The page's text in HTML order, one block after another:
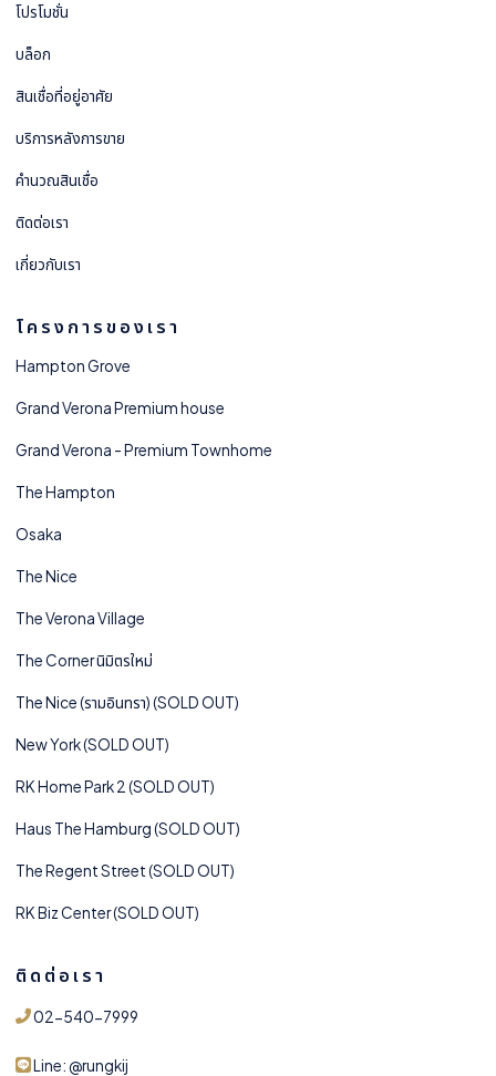
โปรโมชั่น
บล็อก
สินเชื่อที่อยู่อาศัย
บริการหลังการขาย
คำนวณสินเชื่อ
ติดต่อเรา
เกี่ยวกับเรา
โครงการของเรา
Hampton Grove
Grand Verona Premium house
Grand Verona - Premium Townhome
The Hampton
Osaka
The Nice
The Verona Village
The Corner นิมิตรใหม่
The Nice (รามอินทรา) (SOLD OUT)
New York (SOLD OUT)
RK Home Park 2 (SOLD OUT)
Haus The Hamburg (SOLD OUT)
The Regent Street (SOLD OUT)
RK Biz Center (SOLD OUT)
ติดต่อเรา
02-540-7999
Line: @rungkij